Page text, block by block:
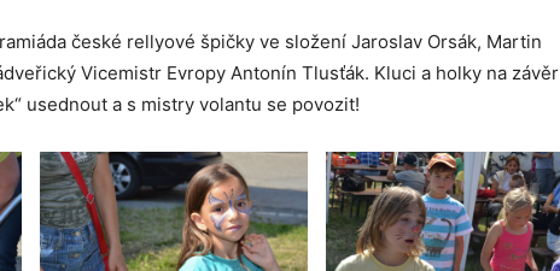
české rellyové špičky ve složení Jaroslav Orsák, Martin
Vicemistr Evropy Antonín Tlusťák. Kluci a holky na závěr
usednout a s mistry volantu se povozit!